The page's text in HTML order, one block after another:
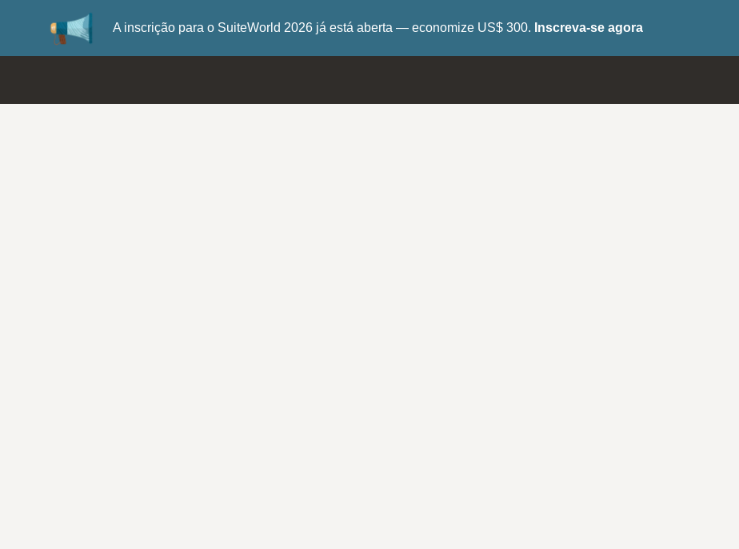
A inscrição para o SuiteWorld 2026 já está aberta — economize US$ 300. Inscreva-se agora